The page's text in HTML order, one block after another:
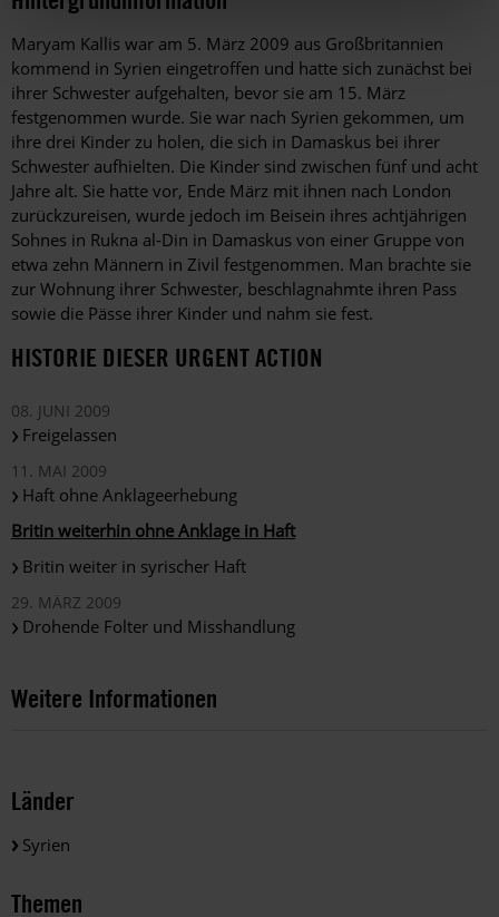
Hintergrund
Maryam Kallis war am 5. März 2009 aus Großbritannien
kommend in Syrien eingetroffen und hatte sich zunächst bei
ihrer Schwester aufgehalten, bevor sie am 15. März
festgenommen wurde. Sie war nach Syrien gekommen, um
ihre drei Kinder zu holen, die sich in Damaskus bei ihrer
Schwester aufhielten. Die Kinder sind zwischen fünf und acht
Jahre alt. Sie hatte vor, Ende März mit ihnen nach London
zurückzureisen, wurde jedoch im Beisein ihres achtjährigen
Sohnes in Rukna al-Din in Damaskus von einer Gruppe von
etwa zehn Männern in Zivil festgenommen. Man brachte sie
zur Wohnung ihrer Schwester, beschlagnahmte ihren Pass
sowie die Pässe ihrer Kinder und nahm sie fest.
HISTORIE DIESER URGENT ACTION
08. JUNI 2009
Freigelassen
11. MAI 2009
Haft ohne Anklageerhebung
Britin weiterhin ohne Anklage in Haft
Britin weiter in syrischer Haft
29. MÄRZ 2009
Drohende Folter und Misshandlung
Weitere Informationen
Länder
Syrien
Themen